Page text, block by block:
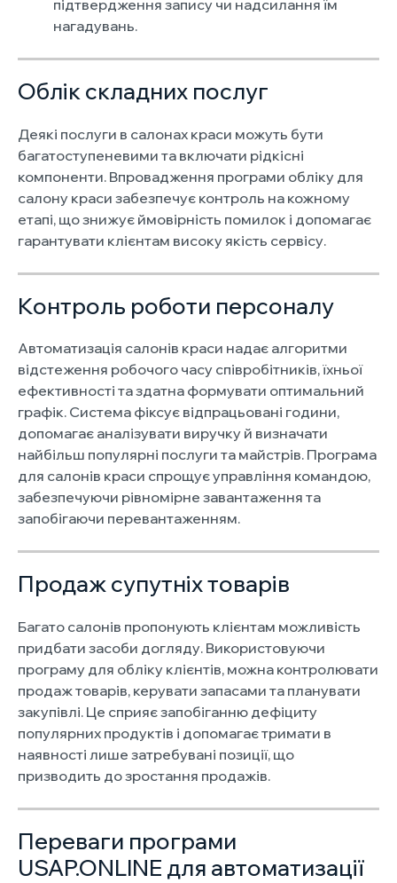
підтвердження запису чи надсилання їм
нагадувань.
Облік складних послуг
Деякі послуги в салонах краси можуть бути
багатоступеневими та включати рідкісні
компоненти. Впровадження програми обліку для
салону краси забезпечує контроль на кожному
етапі, що знижує ймовірність помилок і допомагає
гарантувати клієнтам високу якість сервісу.
Контроль роботи персоналу
Автоматизація салонів краси надає алгоритми
відстеження робочого часу співробітників, їхньої
ефективності та здатна формувати оптимальний
графік. Система фіксує відпрацьовані години,
допомагає аналізувати виручку й визначати
найбільш популярні послуги та майстрів. Програма
для салонів краси спрощує управління командою,
забезпечуючи рівномірне завантаження та
запобігаючи перевантаженням.
Продаж супутніх товарів
Багато салонів пропонують клієнтам можливість
придбати засоби догляду. Використовуючи
програму для обліку клієнтів, можна контролювати
продаж товарів, керувати запасами та планувати
закупівлі. Це сприяє запобіганню дефіциту
популярних продуктів і допомагає тримати в
наявності лише затребувані позиції, що
призводить до зростання продажів.
Переваги програми
USAP.ONLINE для автоматизації